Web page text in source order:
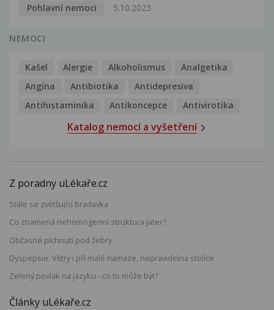
Pohlavní nemoci
5.10.2023
NEMOCI
Kašel Alergie Alkoholismus
Analgetika
Angína
Antibiotika
Antidepresiva
Antihistaminika
Antikoncepce Antivirotika
Katalog nemocí a vyšetření
Z poradny uLékaře.cz
Stále se zvětšující bradavka
Co znamená nehomogenní struktura jater?
Občasné píchnutí pod žebry
Dyspepsie: Větry i při malé námaze, nepravidelná stolice
Zelený povlak na jazyku - co to může být?
Články uLékaře.cz